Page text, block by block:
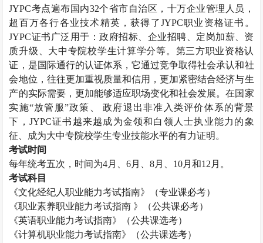
JYPC考点遍布国内32个省市自治区，十万企业管理人员，
超百万各行各业技术精英，获得了JYPC职业资格证书。
JYPC证书广泛用于：政府招标、企业招聘、定岗加薪、资
质升级、大中专院校学生计算学分等。第三方职业资格认
证，是国际通行的认证体系，它通过竞争取得社会承认和社
会地位，往往更加重视质量和信用，更加紧密结合经济与生
产的实际需要，更加能够适应职场变化和社会发展。在国家
实施“放管服”政策、 政府退出非准入类评价体系的背景
下， JYPC证书越来越成为金领和白领人士执业能力的象
征、成为大中专院校学生专业技能水平的有力证明。
考试时间
每年统考五次，时间为4月、6月、8月、 10月和12 月。
考试科目
《文化经纪人职业能力考试指南》（专业课必考）
《职业素养职业能力考试指南 》（公共课必考）
《英语职业能力考试指南》（公共课选考）
《计算机职业能力考试指南》（公共课选考）